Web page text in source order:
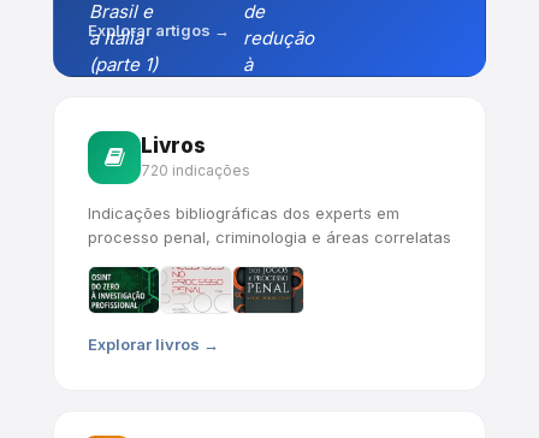
Explorar artigos →
Livros
720 indicações
Indicações bibliográficas dos experts em
processo penal, criminologia e áreas correlatas
Explorar livros →